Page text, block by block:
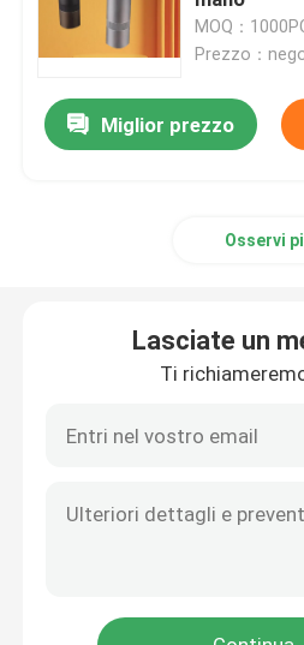
Macinacaffè di Doserless
macinacaffè commerciale
Caffè espresso Bean Grinder
Macinacaffè all'aperto
Macinacaffè della mano
MOQ：
Prezzo：
Miglior prezzo
Osservi
Lasciate un
Ti